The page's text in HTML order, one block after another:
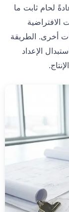
لحام ثابت ما
أخرى. الطريقة
الإعداد